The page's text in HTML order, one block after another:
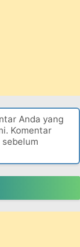
Anda yang
Komentar